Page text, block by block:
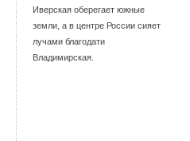
Иверская оберегает южные
земли, а в центре России сияет
лучами благодати
Владимирская.